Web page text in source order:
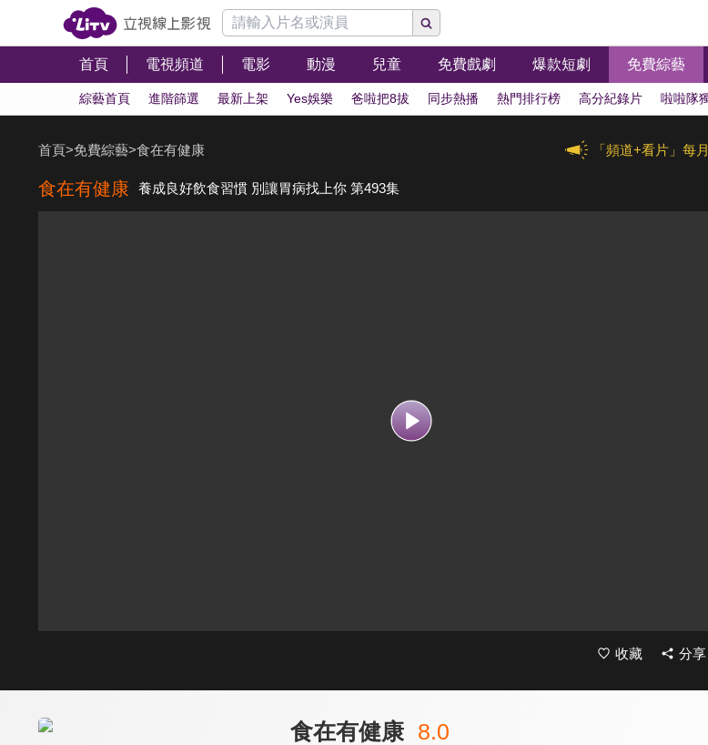
首頁 電視頻道 電影 動漫 兒童 免費戲劇 爆款短劇 免費綜藝
綜藝首頁 進階篩選 最新上架 Yes娛樂 爸啦把8拔 同步熱播 熱門排行榜 高分紀錄片 啦啦隊
「頻道+看片」每
首頁>免費綜藝>食在有健康
食在有健康 養成良好飲食習慣 別讓胃病找上你 第493集
收藏 分享
食在有健康 8.0